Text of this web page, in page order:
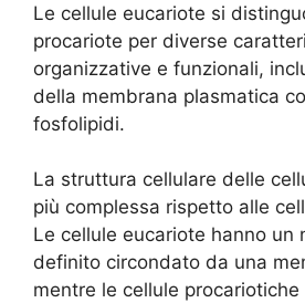
Le cellule eucariote si
procariote per diverse
organizzative e funzionali,
della membrana plasmatica
fosfolipidi.
La struttura cellulare delle
più complessa rispetto alle
Le cellule eucariote hanno un
definito circondato da una
mentre le cellule procariotiche